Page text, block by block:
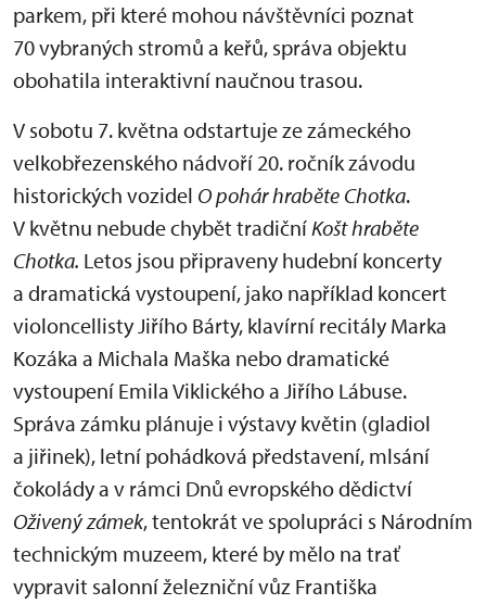
parkem, při které mohou návštěvníci poznat
70 vybraných stromů a keřů, správa objektu
obohatila interaktivní naučnou trasou.
V sobotu 7. května odstartuje ze zámeckého
velkobřezenského nádvoří 20. ročník závodu
historických vozidel O pohár hraběte Chotka.
V květnu nebude chybět tradičníKošt hraběte
Chotka. Letos jsou připraveny hudební koncerty
a dramatická vystoupení, jako například koncert
violoncellisty Jiřího Bárty, klavírní recitály Marka
Kozáka a Michala Maška nebo dramatické
vystoupení Emila Viklického a Jiřího Lábuse.
Správa zámku plánuje i výstavy květin (gladiol
a jiřinek), letní pohádková představení, mlsání
čokolády a v rámci Dnů evropského dědictví
Oživený zámek, tentokrát ve spolupráci s Národním
technickým muzeem, které by mělo na trať
vypravit salonní železniční vůz Františka